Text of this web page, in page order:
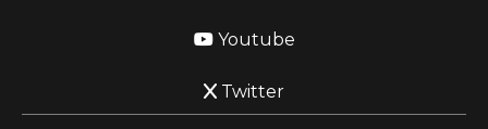
Youtube
Twitter